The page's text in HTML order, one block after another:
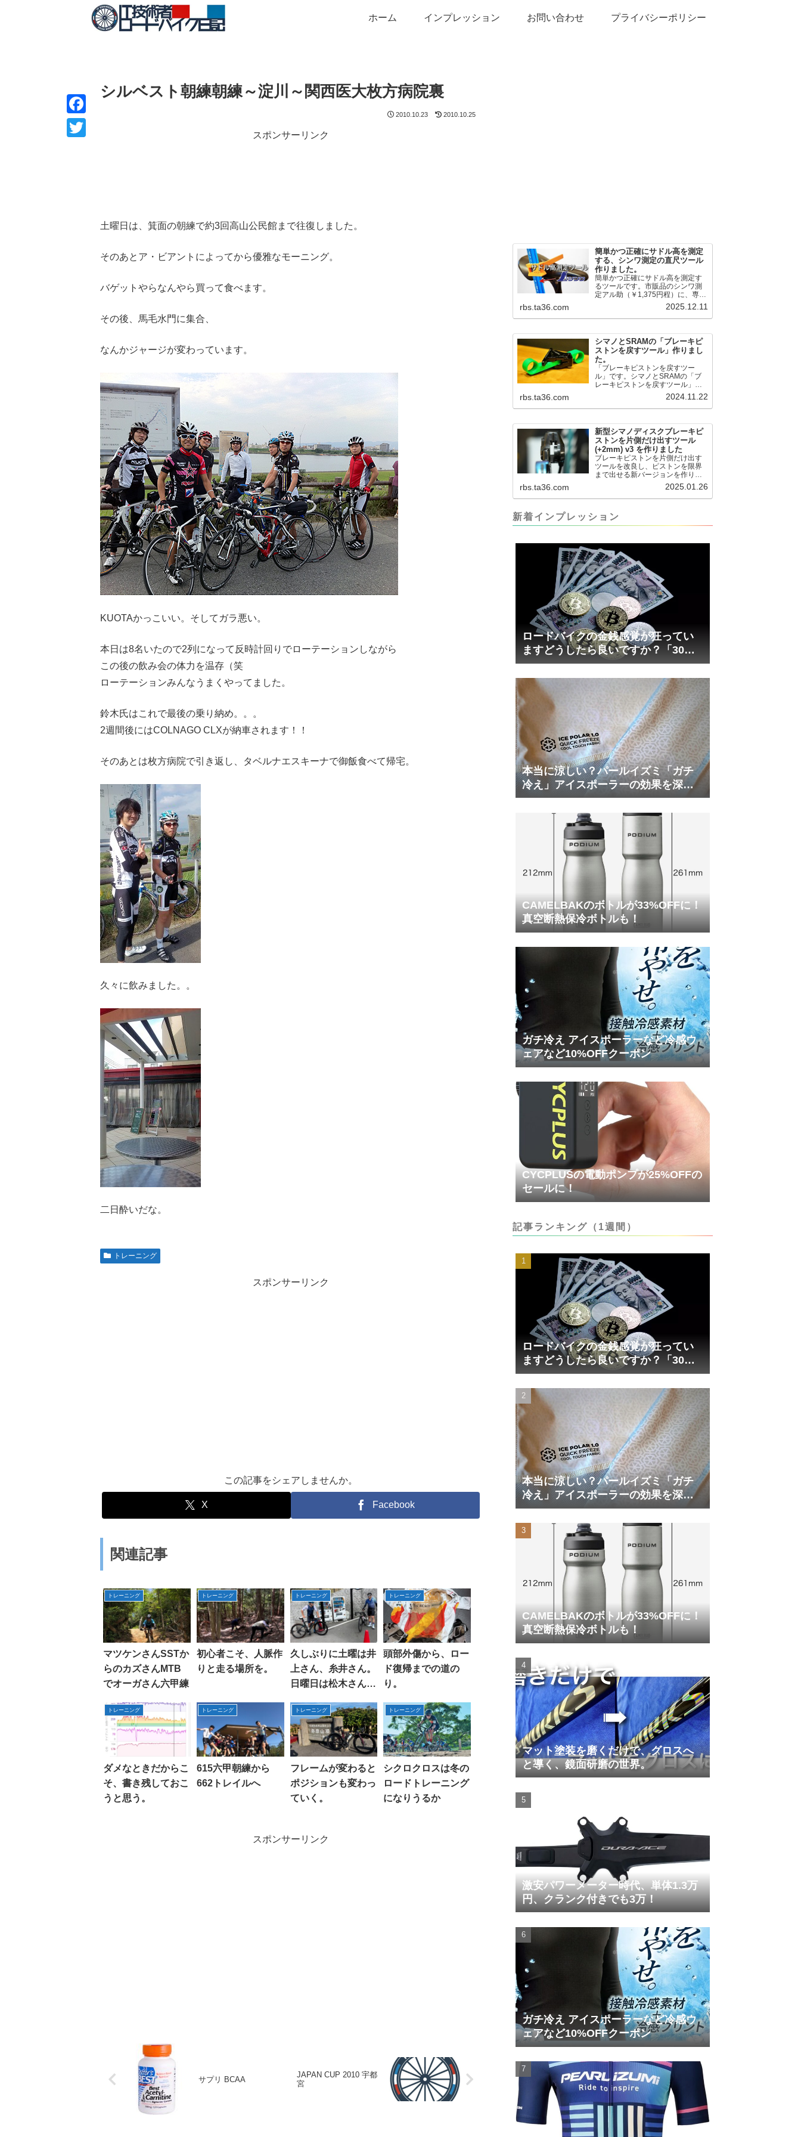
ホーム インプレッション お問い合わせ プライバシーポリシー
シルベスト朝練朝練～淀川～関西医大枚方病院裏
2010.10.23 2010.10.25
スポンサーリンク
土曜日は、箕面の朝練で約3回高山公民館まで往復しました。
そのあとア・ビアントによってから優雅なモーニング。
バゲットやらなんやら買って食べます。
その後、馬毛水門に集合、
なんかジャージが変わっています。
KUOTAかっこいい。そしてガラ悪い。
本日は8名いたので2列になって反時計回りでローテーションしながら
この後の飲み会の体力を温存（笑
ローテーションみんなうまくやってました。
鈴木氏はこれで最後の乗り納め。。。
2週間後にはCOLNAGO CLXが納車されます！！
そのあとは枚方病院で引き返し、タベルナエスキーナで御飯食べて帰宅。
久々に飲みました。。
二日酔いだな。
トレーニング
スポンサーリンク
この記事をシェアしませんか。
X Facebook
関連記事
トレーニング
マツケンさんSSTか
らのカズさんMTB
でオーガさん六甲練
トレーニング
初心者こそ、人脈作
りと走る場所を。
トレーニング
久しぶりに土曜は井
上さん、糸井さん。
日曜日は松木さん、
トレーニング
頭部外傷から、ロー
ド復帰までの道の
り。
トレーニング
ダメなときだからこ
そ、書き残しておこ
うと思う。
トレーニング
615六甲朝練から
662トレイルへ
トレーニング
フレームが変わると
ポジションも変わっ
ていく。
トレーニング
シクロクロスは冬の
ロードトレーニング
になりうるか
スポンサーリンク
サプリ BCAA
JAPAN CUP 2010 宇都
宮
F
簡単かつ正確にサドル高を測定
する、シンワ測定の直尺ツール
作りました。
簡単かつ正確にサドル高を測定す
るツールです。市販品のシンワ測
定アル助（￥1,375円程）に、専用
のサドル高測定ツールを取り付け
て使用します。これまで以上に、
サドル高を容易に測定できるよう
Sokutei) アルミ直尺 アル助 1m ホ
ワイト 65445posted at 2025.12.12
シンワ測定(Shinwa Sokutei)
￥1,375Amazon.c...
rbs.ta36.com 2025.12.11
シマノとSRAMの「ブレーキピ
ストンを戻すツール」作りまし
た。
「ブレーキピストンを戻すツー
ル」です。シマノとSRAMの「ブ
レーキピストンを戻すツール」作
りました。出したからには、戻す
必要が。。。でも、タイヤレバー
や六角レンチはつかってはダメだ
戻すツール」
pic.twitter.com/jiwVmCb32N— IT技
術者ロードバイク (@FJT_TKS)
November 22, 2024何ができるの
かというと、出ているピス...
rbs.ta36.com 2024.11.22
新型シマノディスクブレーキピ
ストンを片側だけ出すツール
(+2mm) v3 を作りました
ブレーキピストンを片側だけ出す
ツールを改良し、ピストンを限界
まで出せる新バージョンを作りま
した。前作よりも+2.18mm出せる
ようになりました。寸法設計に関
しては、数パターンを作って、オ
も安全な寸法設計に落ち着いてい
ます。ピストン出しチキンレース
れしましたが、ギリギリまで攻め
てますのでピストン内部の汚れを
さらに掃除できると思います。前
作の...
rbs.ta36.com 2025.01.26
新着インプレッション
ロードバイクの金銭感覚が狂ってい
ますどうしたら良いですか？「30万
円は安い」の正体
本当に涼しい？パールイズミ「ガチ
冷え」アイスポーラーの効果を深部
体温計COREで測ってみた
CAMELBAKのボトルが33%OFFに！
真空断熱保冷ボトルも！
ガチ冷え アイスポーラーなど冷感ウ
ェアなど10%OFFクーポン
CYCPLUSの電動ポンプが25%OFFの
セールに！
記事ランキング（1週間）
ロードバイクの金銭感覚が狂ってい
ますどうしたら良いですか？「30万
円は安い」の正体
本当に涼しい？パールイズミ「ガチ
冷え」アイスポーラーの効果を深部
体温計COREで測ってみた
CAMELBAKのボトルが33%OFFに！
真空断熱保冷ボトルも！
マット塗装を磨くだけで、グロスへ
と導く、鏡面研磨の世界。
激安パワーメーター時代、単体1.3万
円、クランク付きでも3万！
ガチ冷え アイスポーラーなど冷感ウ
ェアなど10%OFFクーポン